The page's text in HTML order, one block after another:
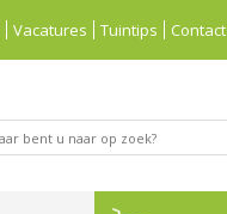
Vacatures Tuintips Contact